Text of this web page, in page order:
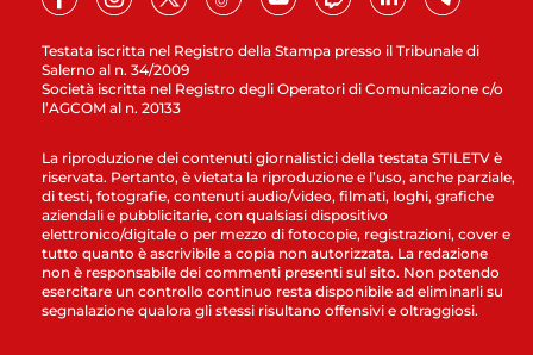
Testata iscritta nel Registro della Stampa presso il Tribunale di
Salerno al n. 34/2009
Società iscritta nel Registro degli Operatori di Comunicazione c/o
l’AGCOM al n. 20133
La riproduzione dei contenuti giornalistici della testata STILETV è
riservata. Pertanto, è vietata la riproduzione e l’uso, anche parziale,
di testi, fotografie, contenuti audio/video, filmati, loghi, grafiche
aziendali e pubblicitarie, con qualsiasi dispositivo
elettronico/digitale o per mezzo di fotocopie, registrazioni, cover e
tutto quanto è ascrivibile a copia non autorizzata. La redazione
non è responsabile dei commenti presenti sul sito. Non potendo
esercitare un controllo continuo resta disponibile ad eliminarli su
segnalazione qualora gli stessi risultano offensivi e oltraggiosi.